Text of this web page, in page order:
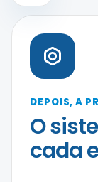
DEPOIS, A
O
cada